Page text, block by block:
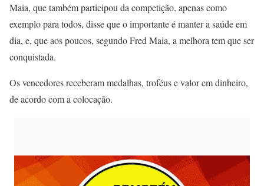
Maia, que também participou da competição, apenas como
exemplo para todos, disse que o importante é manter a saúde em
dia, e, que aos poucos, segundo Fred Maia, a melhora tem que ser
conquistada.
Os vencedores receberam medalhas, troféus e valor em dinheiro,
de acordo com a colocação.